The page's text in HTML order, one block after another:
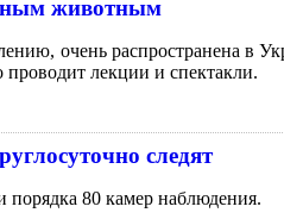
животным
очень распространена в
проводит лекции и спектакли.
следят
80 камер наблюдения.